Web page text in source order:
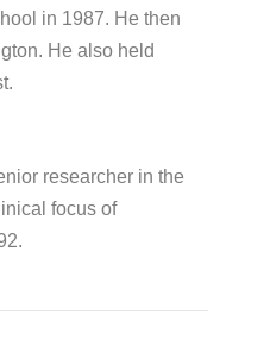
in 1987. He then
He also held
researcher in the
focus of